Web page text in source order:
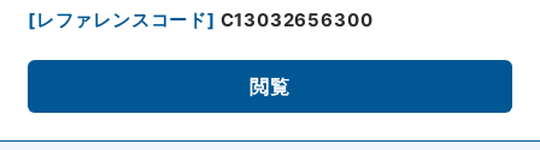
[レファレンスコード] C13032656300
閲覧